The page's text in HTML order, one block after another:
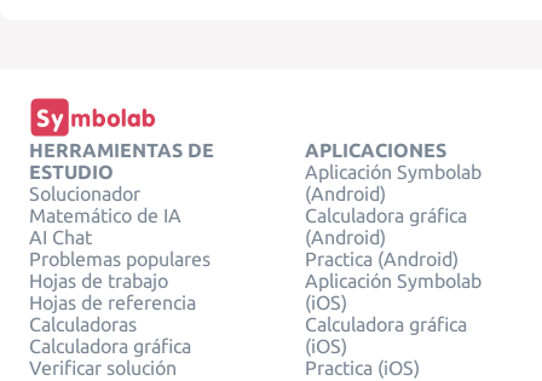
HERRAMIENTAS DE
ESTUDIO
Solucionador
Matemático de IA
AI Chat
Problemas populares
Hojas de trabajo
Hojas de referencia
Calculadoras
Calculadora gráfica
Verificar solución
APLICACIONES
Aplicación Symbolab
(Android)
Calculadora gráfica
(Android)
Practica (Android)
Aplicación Symbolab
(iOS)
Calculadora gráfica
(iOS)
Practica (iOS)